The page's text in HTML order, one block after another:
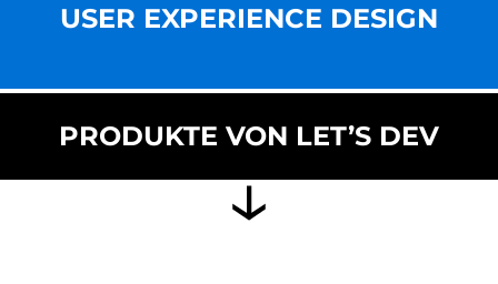
USER EXPERIENCE DESIGN
PRODUKTE VON LET’S DEV